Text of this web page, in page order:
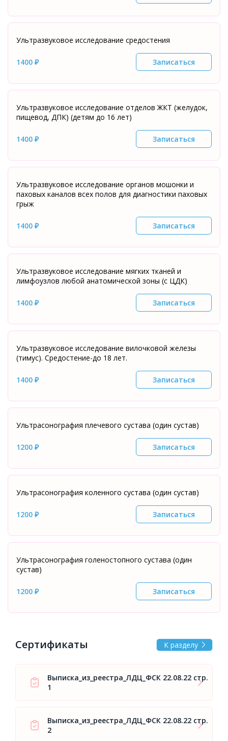
Ультразвуковое исследование средостения
1400 ₽ Записаться
Ультразвуковое исследование отделов ЖКТ (желудок,
пищевод, ДПК) (детям до 16 лет)
1400 ₽ Записаться
Ультразвуковое исследование органов мошонки и
паховых каналов всех полов для диагностики паховых
грыж
1400 ₽ Записаться
Ультразвуковое исследование мягких тканей и
лимфоузлов любой анатомической зоны (с ЦДК)
1400 ₽ Записаться
Ультразвуковое исследование вилочковой железы
(тимус). Средостение-до 18 лет.
1400 ₽ Записаться
Ультрасонография плечевого сустава (один сустав)
1200 ₽ Записаться
Ультрасонография коленного сустава (один сустав)
1200 ₽ Записаться
Ультрасонография голеностопного сустава (один
сустав)
1200 ₽ Записаться
Сертификаты К разделу
Выписка_из_реестра_ЛДЦ_ФСК 22.08.22 стр.
1
Выписка_из_реестра_ЛДЦ_ФСК 22.08.22 стр.
2